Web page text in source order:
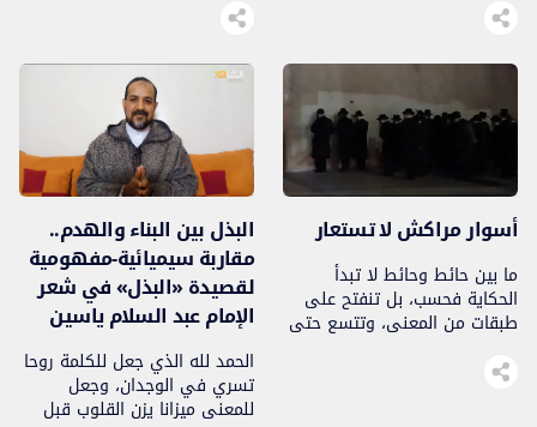
السياسة وربطه بالمجال العام
في التراث الإسلامي يجد أن هذا
المعنى لم يكن غريبا عن بنيته
الفكرية، بل كان حاضرا في أصوله
الكلية ومقاصده العامة.
فالسياسة في التصور الإسلامي
لا تُختزل في الحكم، ولا تنحصر
[…]
أصابها هذا الاختزال في الفكر
السياسي؛ إذ غلب على طائفة
من الناس أن السياسة لا تعدو أن
تكون مشاركة في انتخابات، أو
انخراطا في حزب، أو منافسة
على موقع من مواقع السلطة.
[…]
أسوار مراكش لا تستعار
ما بين حائط وحائط لا تبدأ
الحكاية فحسب، بل تنفتح على
طبقات من المعنى، وتتسع حتى
المتداخلة؛ كأن المكان ذاته
البذل بين البناء والهدم..
مقاربة سيميائية-مفهومية
لقصيدة «البذل» في شعر
الإمام عبد السلام ياسين
الحمد لله الذي جعل للكلمة روحا
تسري في الوجدان، وجعل
للمعنى ميزانا يزن القلوب قبل